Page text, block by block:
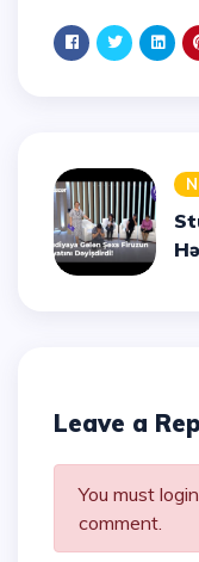
Leave a
You must
comment.